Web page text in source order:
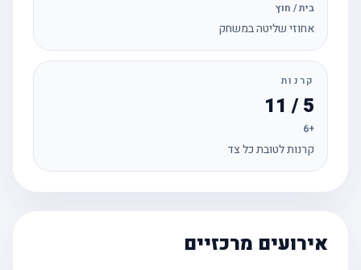
בית / חוץ
אחוזי שליטה במשחק
קרנות
קרנות לטובת כל צד
אירועים מרכזיים